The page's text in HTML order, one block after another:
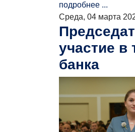
подробнее ...
Среда, 04 марта
участие
банка